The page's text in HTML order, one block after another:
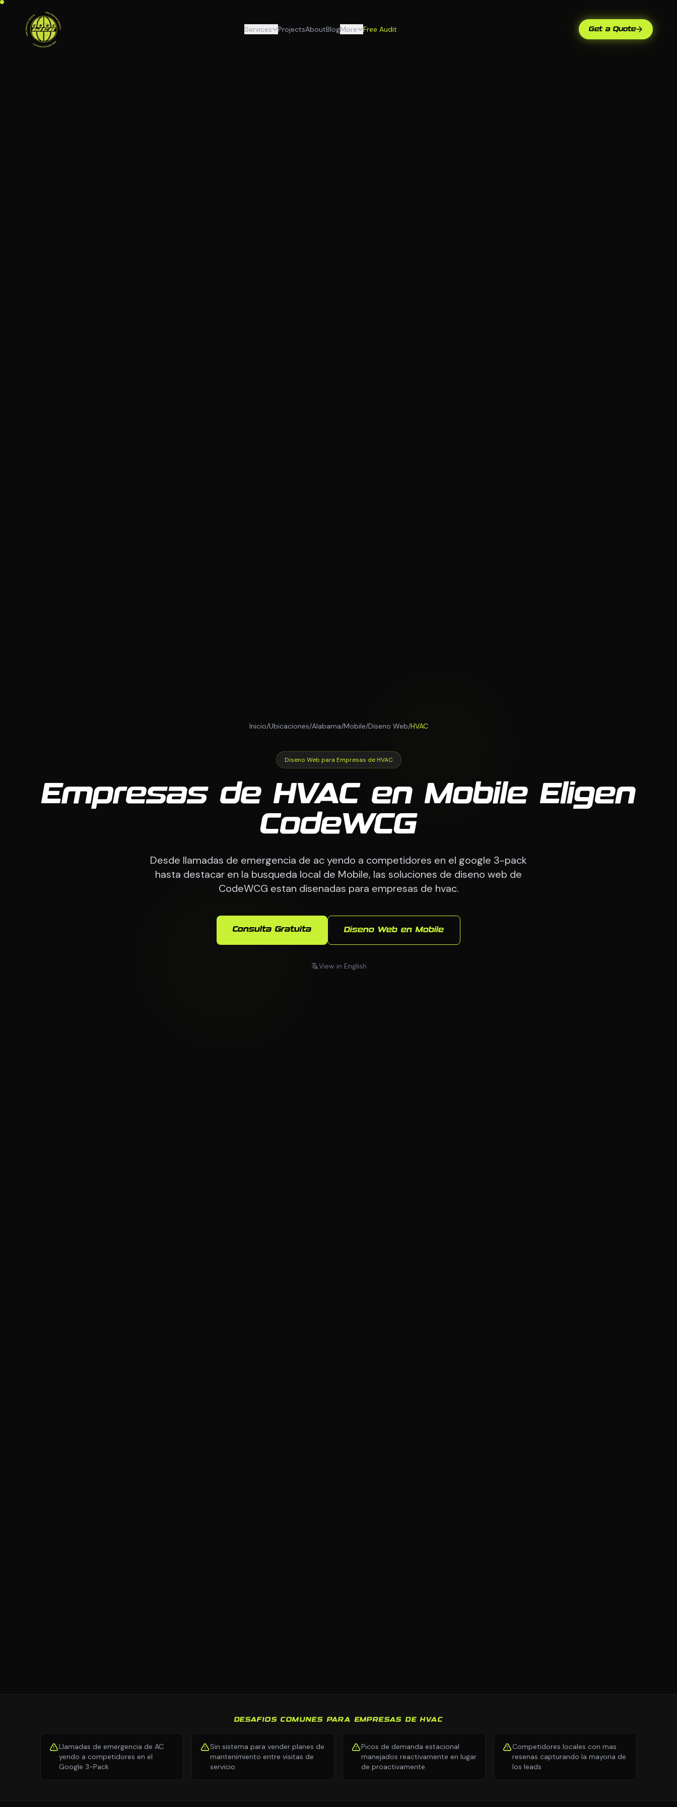
Services ProjectsAboutBlogMore Free Audit Get a Quote
Inicio/Ubicaciones/Alabama/Mobile/Diseno Web/HVAC
Diseno Web para Empresas de HVAC
Empresas de HVAC en Mobile Eligen
CodeWCG
Desde llamadas de emergencia de ac yendo a competidores en el google 3-pack
hasta destacar en la busqueda local de Mobile, las soluciones de diseno web de
CodeWCG estan disenadas para empresas de hvac.
Consulta Gratuita Diseno Web en Mobile
View in English
DESAFIOS COMUNES PARA EMPRESAS DE HVAC
Llamadas de emergencia de AC
yendo a competidores en el
Google 3-Pack
Sin sistema para vender planes de
mantenimiento entre visitas de
servicio
Picos de demanda estacional
manejados reactivamente en lugar
de proactivamente
Competidores locales con mas
resenas capturando la mayoria de
los leads